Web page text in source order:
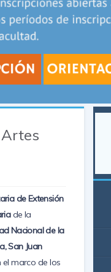
de Extensión
de la
Nacional de la
San Juan
el marco de los